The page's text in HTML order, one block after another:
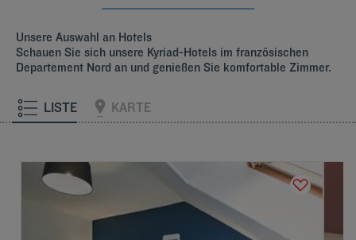
Unsere Auswahl an Hotels
Schauen Sie sich unsere Kyriad-Hotels im französischen
Departement Nord an und genießen Sie komfortable Zimmer.
LISTE KARTE